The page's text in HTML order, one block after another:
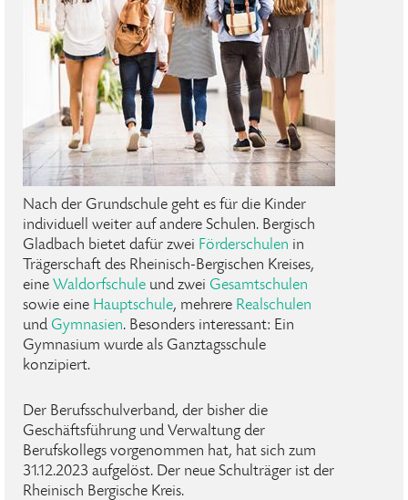
Nach der Grundschule geht es für die Kinder
individuell weiter auf andere Schulen. Bergisch
Gladbach bietet dafür zwei Förderschulen in
Trägerschaft des Rheinisch-Bergischen Kreises,
eine Waldorfschule und zwei Gesamtschulen
sowie eine Hauptschule, mehrere Realschulen
und Gymnasien. Besonders interessant: Ein
Gymnasium wurde als Ganztagsschule
konzipiert.
Der Berufsschulverband, der bisher die
Geschäftsführung und Verwaltung der
Berufskollegs vorgenommen hat, hat sich zum
31.12.2023 aufgelöst. Der neue Schulträger ist der
Rheinisch Bergische Kreis.